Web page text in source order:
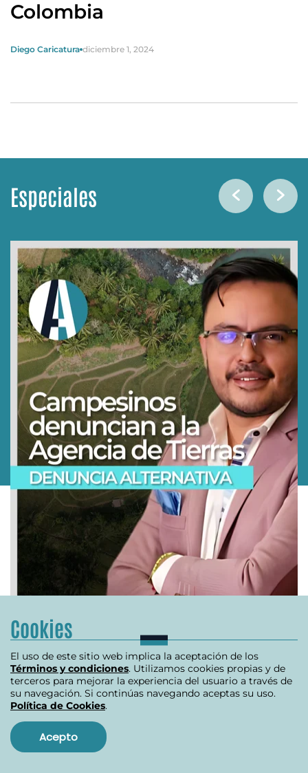
Colombia
Diego Caricatura diciembre 1, 2024
Especiales
INVESTIGACIÓN REVISTA ALTERNATIVA
Se destapa crisis en la ANT
Cookies
El uso de este sitio web implica la aceptación de los
Términos y condiciones. Utilizamos cookies propias y de
terceros para mejorar la experiencia del usuario a través de
su navegación. Si continúas navegando aceptas su uso.
Política de Cookies.
Acepto